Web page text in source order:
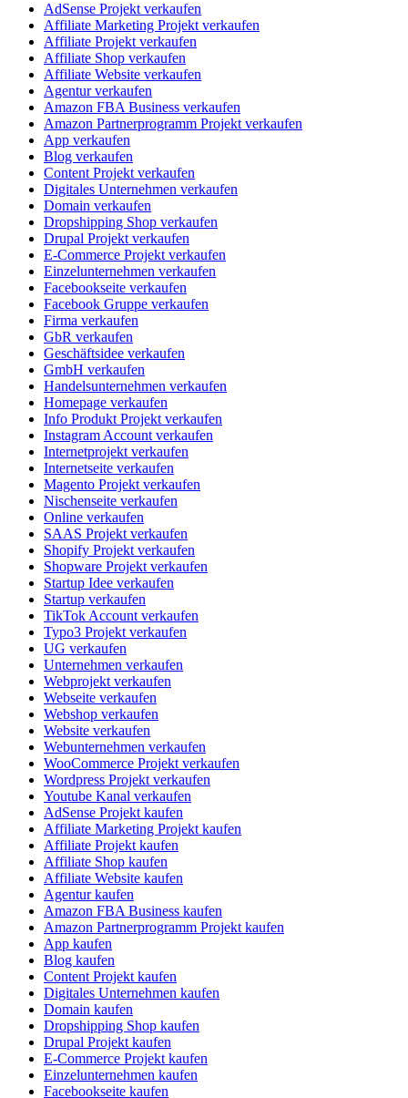
AdSense Projekt verkaufen
Affiliate Marketing Projekt verkaufen
Affiliate Projekt verkaufen
Affiliate Shop verkaufen
Affiliate Website verkaufen
Agentur verkaufen
Amazon FBA Business verkaufen
Amazon Partnerprogramm Projekt verkaufen
App verkaufen
Blog verkaufen
Content Projekt verkaufen
Digitales Unternehmen verkaufen
Domain verkaufen
Dropshipping Shop verkaufen
Drupal Projekt verkaufen
E-Commerce Projekt verkaufen
Einzelunternehmen verkaufen
Facebookseite verkaufen
Facebook Gruppe verkaufen
Firma verkaufen
GbR verkaufen
Geschäftsidee verkaufen
GmbH verkaufen
Handelsunternehmen verkaufen
Homepage verkaufen
Info Produkt Projekt verkaufen
Instagram Account verkaufen
Internetprojekt verkaufen
Internetseite verkaufen
Magento Projekt verkaufen
Nischenseite verkaufen
Online verkaufen
SAAS Projekt verkaufen
Shopify Projekt verkaufen
Shopware Projekt verkaufen
Startup Idee verkaufen
Startup verkaufen
TikTok Account verkaufen
Typo3 Projekt verkaufen
UG verkaufen
Unternehmen verkaufen
Webprojekt verkaufen
Webseite verkaufen
Webshop verkaufen
Website verkaufen
Webunternehmen verkaufen
WooCommerce Projekt verkaufen
Wordpress Projekt verkaufen
Youtube Kanal verkaufen
AdSense Projekt kaufen
Affiliate Marketing Projekt kaufen
Affiliate Projekt kaufen
Affiliate Shop kaufen
Affiliate Website kaufen
Agentur kaufen
Amazon FBA Business kaufen
Amazon Partnerprogramm Projekt kaufen
App kaufen
Blog kaufen
Content Projekt kaufen
Digitales Unternehmen kaufen
Domain kaufen
Dropshipping Shop kaufen
Drupal Projekt kaufen
E-Commerce Projekt kaufen
Einzelunternehmen kaufen
Facebookseite kaufen